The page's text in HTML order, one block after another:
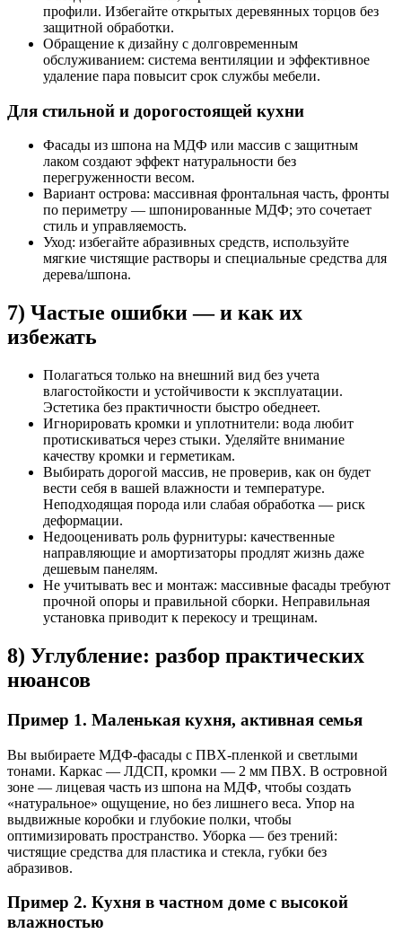
профили. Избегайте открытых деревянных торцов без
защитной обработки.
Обращение к дизайну с долговременным
обслуживанием: система вентиляции и эффективное
удаление пара повысит срок службы мебели.
Для стильной и дорогостоящей кухни
Фасады из шпона на МДФ или массив с защитным
лаком создают эффект натуральности без
перегруженности весом.
Вариант острова: массивная фронтальная часть, фронты
по периметру — шпонированные МДФ; это сочетает
стиль и управляемость.
Уход: избегайте абразивных средств, используйте
мягкие чистящие растворы и специальные средства для
дерева/шпона.
7) Частые ошибки — и как их
избежать
Полагаться только на внешний вид без учета
влагостойкости и устойчивости к эксплуатации.
Эстетика без практичности быстро обеднеет.
Игнорировать кромки и уплотнители: вода любит
протискиваться через стыки. Уделяйте внимание
качеству кромки и герметикам.
Выбирать дорогой массив, не проверив, как он будет
вести себя в вашей влажности и температуре.
Неподходящая порода или слабая обработка — риск
деформации.
Недооценивать роль фурнитуры: качественные
направляющие и амортизаторы продлят жизнь даже
дешевым панелям.
Не учитывать вес и монтаж: массивные фасады требуют
прочной опоры и правильной сборки. Неправильная
установка приводит к перекосу и трещинам.
8) Углубление: разбор практических
нюансов
Пример 1. Маленькая кухня, активная семья
Вы выбираете МДФ-фасады с ПВХ-пленкой и светлыми
тонами. Каркас — ЛДСП, кромки — 2 мм ПВХ. В островной
зоне — лицевая часть из шпона на МДФ, чтобы создать
«натуральное» ощущение, но без лишнего веса. Упор на
выдвижные коробки и глубокие полки, чтобы
оптимизировать пространство. Уборка — без трений:
чистящие средства для пластика и стекла, губки без
абразивов.
Пример 2. Кухня в частном доме с высокой
влажностью